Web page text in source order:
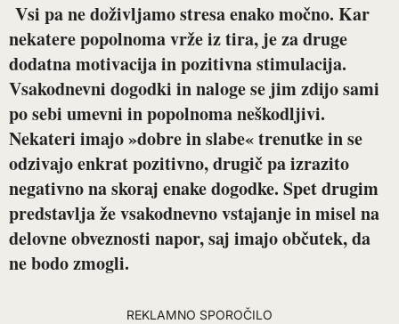
Vsi pa ne doživljamo stresa enako močno. Kar
nekatere popolnoma vrže iz tira, je za druge
dodatna motivacija in pozitivna stimulacija.
Vsakodnevni dogodki in naloge se jim zdijo sami
po sebi umevni in popolnoma neškodljivi.
Nekateri imajo »dobre in slabe« trenutke in se
odzivajo enkrat pozitivno, drugič pa izrazito
negativno na skoraj enake dogodke. Spet drugim
predstavlja že vsakodnevno vstajanje in misel na
delovne obveznosti napor, saj imajo občutek, da
ne bodo zmogli.
REKLAMNO SPOROČILO